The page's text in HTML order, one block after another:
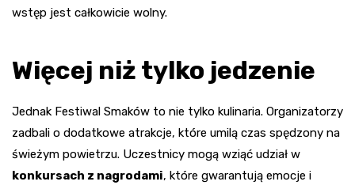
wstęp jest całkowicie wolny.
Więcej niż tylko jedzenie
Jednak Festiwal Smaków to nie tylko kulinaria. Organizatorzy
zadbali o dodatkowe atrakcje, które umilą czas spędzony na
świeżym powietrzu. Uczestnicy mogą wziąć udział w
konkursach z nagrodami, które gwarantują emocje i